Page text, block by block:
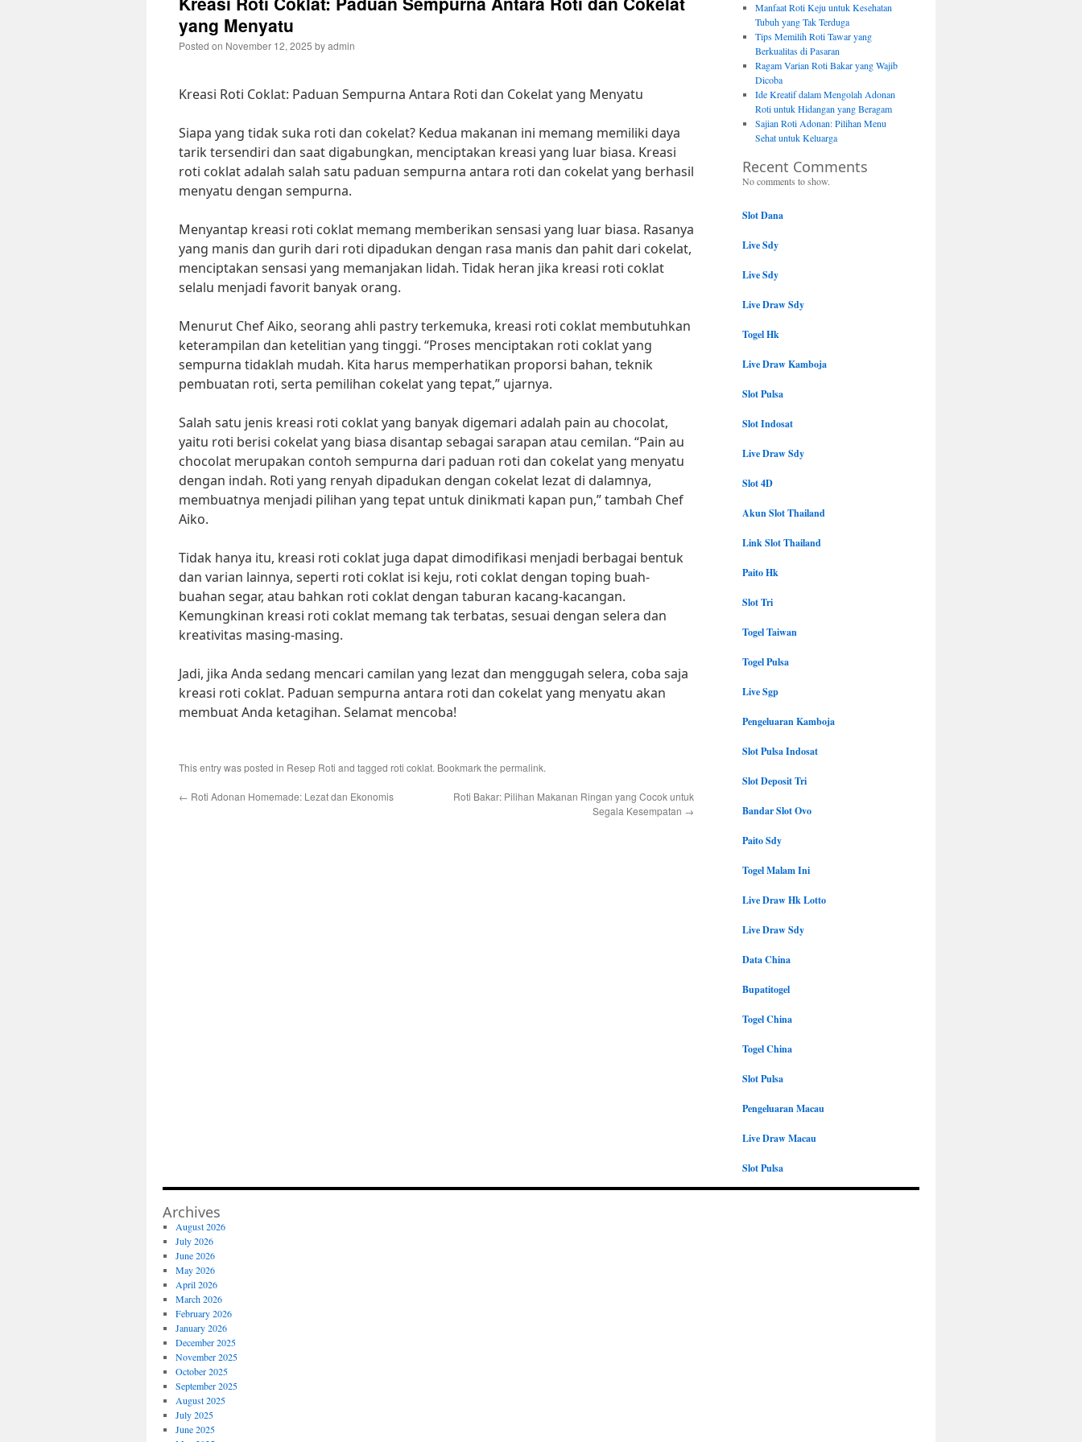
yang Menyatu
Posted on November 12, 2025 byadmin
Kreasi Roti Coklat: Paduan Sempurna Antara Roti dan Cokelat yang Menyatu
Siapa yang tidak suka roti dan cokelat? Kedua makanan ini memang memiliki daya
tarik tersendiri dan saat digabungkan, menciptakan kreasi yang luar biasa. Kreasi
roti coklat adalah salah satu paduan sempurna antara roti dan cokelat yang berhasil
menyatu dengan sempurna.
Menyantap kreasi roti coklat memang memberikan sensasi yang luar biasa. Rasanya
yang manis dan gurih dari roti dipadukan dengan rasa manis dan pahit dari cokelat,
menciptakan sensasi yang memanjakan lidah. Tidak heran jika kreasi roti coklat
selalu menjadi favorit banyak orang.
Menurut Chef Aiko, seorang ahli pastry terkemuka, kreasi roti coklat membutuhkan
keterampilan dan ketelitian yang tinggi. “Proses menciptakan roti coklat yang
sempurna tidaklah mudah. Kita harus memperhatikan proporsi bahan, teknik
pembuatan roti, serta pemilihan cokelat yang tepat,” ujarnya.
Salah satu jenis kreasi roti coklat yang banyak digemari adalah pain au chocolat,
yaitu roti berisi cokelat yang biasa disantap sebagai sarapan atau cemilan. “Pain au
chocolat merupakan contoh sempurna dari paduan roti dan cokelat yang menyatu
dengan indah. Roti yang renyah dipadukan dengan cokelat lezat di dalamnya,
membuatnya menjadi pilihan yang tepat untuk dinikmati kapan pun,” tambah Chef
Aiko.
Tidak hanya itu, kreasi roti coklat juga dapat dimodifikasi menjadi berbagai bentuk
dan varian lainnya, seperti roti coklat isi keju, roti coklat dengan toping buah-
buahan segar, atau bahkan roti coklat dengan taburan kacang-kacangan.
Kemungkinan kreasi roti coklat memang tak terbatas, sesuai dengan selera dan
kreativitas masing-masing.
Jadi, jika Anda sedang mencari camilan yang lezat dan menggugah selera, coba saja
kreasi roti coklat. Paduan sempurna antara roti dan cokelat yang menyatu akan
membuat Anda ketagihan. Selamat mencoba!
This entry was posted in Resep Roti and tagged roti coklat. Bookmark the permalink.
← Roti Adonan Homemade: Lezat dan Ekonomis
Roti Bakar: Pilihan Makanan Ringan yang Cocok untuk
Segala Kesempatan →
Manfaat Roti Keju untuk Kesehatan
Tubuh yang Tak Terduga
Tips Memilih Roti Tawar yang
Berkualitas di Pasaran
Ragam Varian Roti Bakar yang Wajib
Dicoba
Ide Kreatif dalam Mengolah Adonan
Roti untuk Hidangan yang Beragam
Sajian Roti Adonan: Pilihan Menu
Sehat untuk Keluarga
Recent Comments
No comments to show.
Slot Dana
Live Sdy
Live Sdy
Live Draw Sdy
Togel Hk
Live Draw Kamboja
Slot Pulsa
Slot Indosat
Live Draw Sdy
Slot 4D
Akun Slot Thailand
Link Slot Thailand
Paito Hk
Slot Tri
Togel Taiwan
Togel Pulsa
Live Sgp
Pengeluaran Kamboja
Slot Pulsa Indosat
Slot Deposit Tri
Bandar Slot Ovo
Paito Sdy
Togel Malam Ini
Live Draw Hk Lotto
Live Draw Sdy
Data China
Bupatitogel
Togel China
Togel China
Slot Pulsa
Pengeluaran Macau
Live Draw Macau
Slot Pulsa
Archives
August 2026
July 2026
June 2026
May 2026
April 2026
March 2026
February 2026
January 2026
December 2025
November 2025
October 2025
September 2025
August 2025
July 2025
June 2025